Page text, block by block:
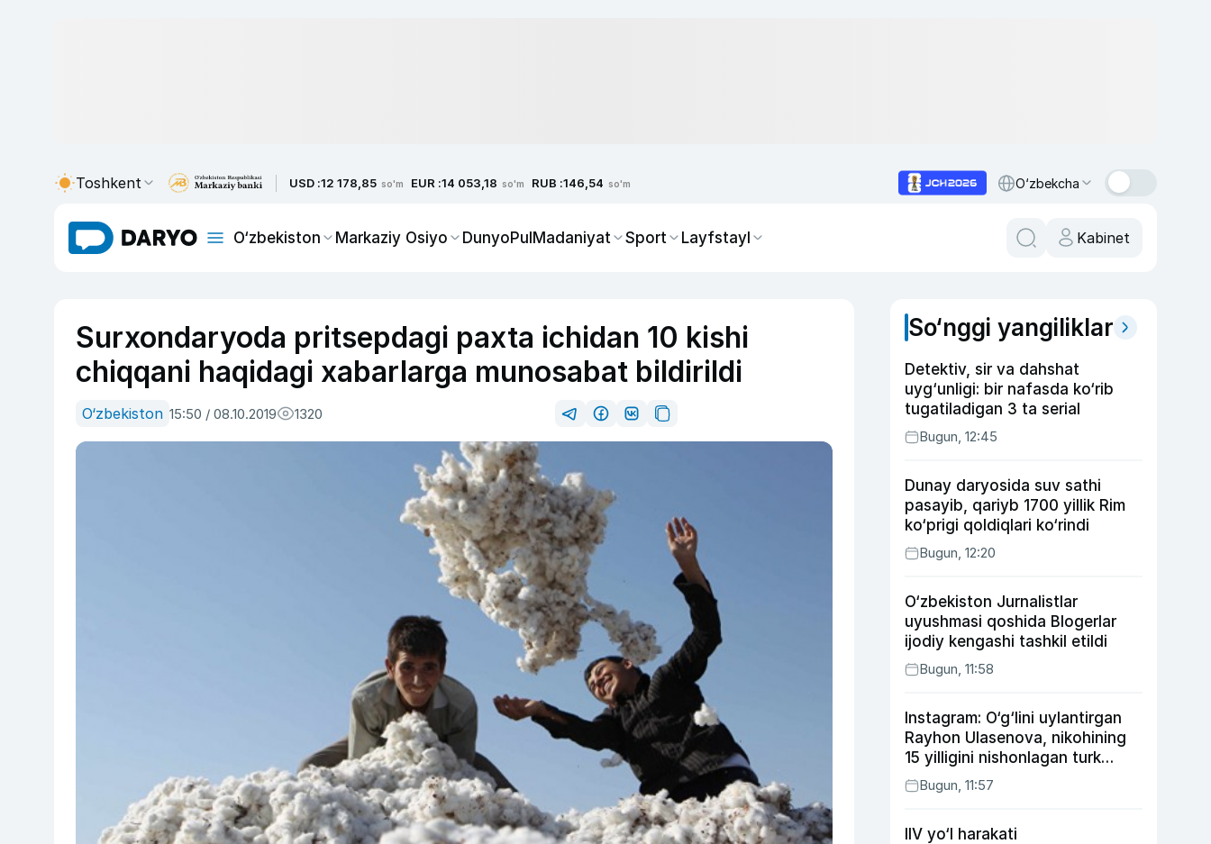
Toshkent USD :12 178,85 so'm EUR :14 053,18 so'm RUB :146,54 so'm O‘zbekcha
O‘zbekiston Markaziy Osiyo DunyoPulMadaniyat Sport Layfstayl Kabinet
Surxondaryoda pritsepdagi paxta ichidan 10 kishi
chiqqani haqidagi xabarlarga munosabat bildirildi
O‘zbekiston 15:50 / 08.10.2019 1320
So‘nggi yangiliklar
Detektiv, sir va dahshat
uyg‘unligi: bir nafasda ko‘rib
tugatiladigan 3 ta serial
Bugun, 12:45
Dunay daryosida suv sathi
pasayib, qariyb 1700 yillik Rim
ko‘prigi qoldiqlari ko‘rindi
Bugun, 12:20
O‘zbekiston Jurnalistlar
uyushmasi qoshida Blogerlar
ijodiy kengashi tashkil etildi
Bugun, 11:58
Instagram: O‘g‘lini uylantirgan
Rayhon Ulasenova, nikohining
15 yilligini nishonlagan turk
aktyorlari va Kamelot qasriga
sayohat qilgan Zebo Rahimova
Bugun, 11:57
IIV yo‘l harakati